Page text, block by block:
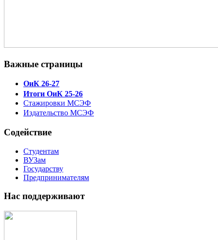
Важные страницы
ОиК 26-27
Итоги ОиК 25-26
Стажировки МСЭФ
Издательство МСЭФ
Содействие
Студентам
ВУЗам
Государству
Предпринимателям
Нас поддерживают